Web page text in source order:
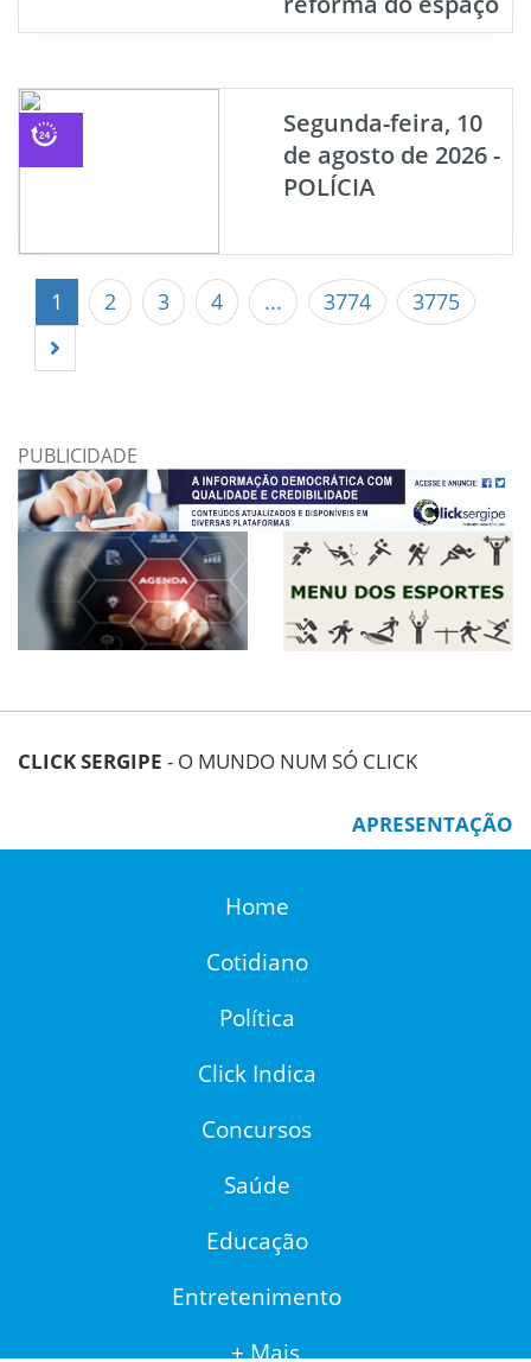
Segunda-feira, 10
de agosto de 2026 -
POLÍCIA
1 2 3 4 ... 3774 3775
PUBLICIDADE
CLICK SERGIPE - O MUNDO NUM SÓ CLICK
APRESENTAÇÃO
Home
Cotidiano
Política
Click Indica
Concursos
Saúde
Educação
Entretenimento
+ Mais